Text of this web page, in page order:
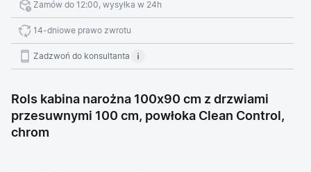
Zamów do 12:00, wysyłka w 24h
14-dniowe prawo zwrotu
Zadzwoń do konsultanta
Rols kabina narożna 100x90 cm z drzwiami
przesuwnymi 100 cm, powłoka Clean Control,
chrom